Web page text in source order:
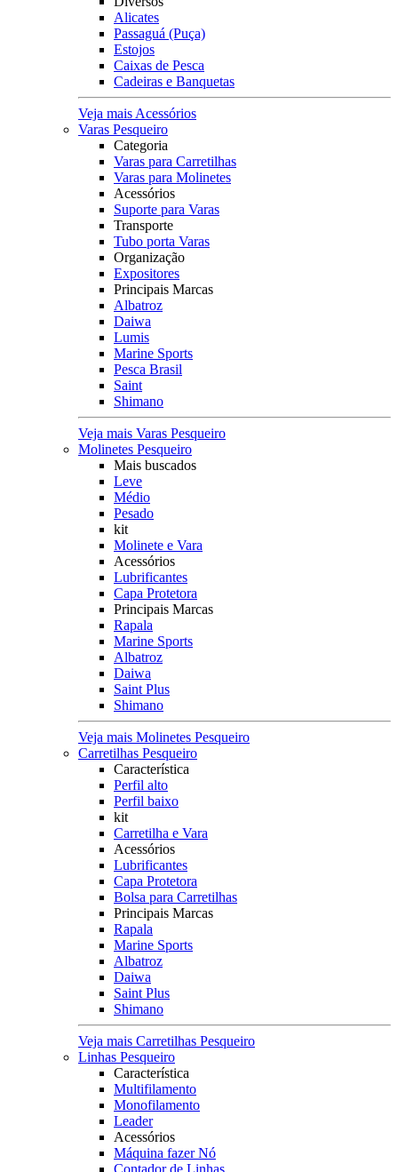
Alicates
Passaguá (Puça)
Estojos
Caixas de Pesca
Cadeiras e Banquetas
Veja mais Acessórios
Varas Pesqueiro
Categoria
Varas para Carretilhas
Varas para Molinetes
Acessórios
Suporte para Varas
Transporte
Tubo porta Varas
Organização
Expositores
Principais Marcas
Albatroz
Daiwa
Lumis
Marine Sports
Pesca Brasil
Saint
Shimano
Veja mais Varas Pesqueiro
Molinetes Pesqueiro
Mais buscados
Leve
Médio
Pesado
kit
Molinete e Vara
Acessórios
Lubrificantes
Capa Protetora
Principais Marcas
Rapala
Marine Sports
Albatroz
Daiwa
Saint Plus
Shimano
Veja mais Molinetes Pesqueiro
Carretilhas Pesqueiro
Característica
Perfil alto
Perfil baixo
kit
Carretilha e Vara
Acessórios
Lubrificantes
Capa Protetora
Bolsa para Carretilhas
Principais Marcas
Rapala
Marine Sports
Albatroz
Daiwa
Saint Plus
Shimano
Veja mais Carretilhas Pesqueiro
Linhas Pesqueiro
Característica
Multifilamento
Monofilamento
Leader
Acessórios
Máquina fazer Nó
Contador de Linhas